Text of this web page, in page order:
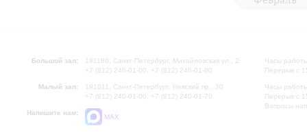
Большой зал:
191186, Санкт-Петербург, Михайловская ул., 2
+7 (812) 240-01-00, +7 (812) 240-01-80
Малый зал:
191011, Санкт-Петербург, Невский пр., 30
+7 (812) 240-01-00, +7 (812) 240-01-70
Напишите нам:
MAX
Часы
Перерыв с
Часы
Перерыв с
Вопросы